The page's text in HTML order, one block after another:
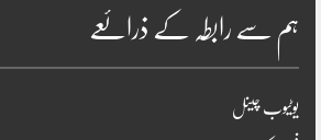
ہم سے رابطہ کے ذرائعے
یوٹیوب چینل